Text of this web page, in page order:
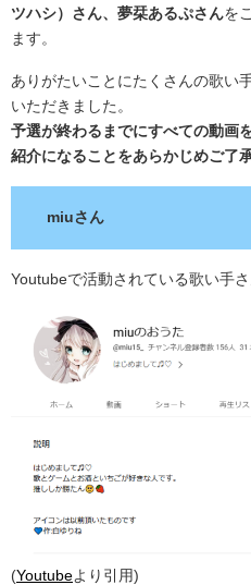
ツハシ）さん、夢栞あるぷさんを
ます。
ありがたいことにたくさんの歌い
いただきました。
予選が終わるまでにすべての動画
紹介になることをあらかじめご了
miuさん
Youtubeで活動されている歌い手さ
(Youtubeより引用)